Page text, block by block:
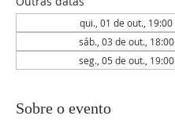
qui., 01 de out., 19:00
sáb., 03 de out., 18:00
seg., 05 de out., 19:00
Sobre o evento